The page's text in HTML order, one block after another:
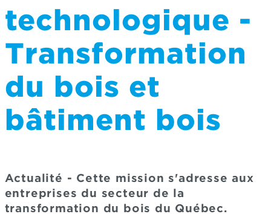
technologique -
Transformation
du bois et
bâtiment bois
Actualité - Cette mission s'adresse aux
entreprises du secteur de la
transformation du bois du Québec.